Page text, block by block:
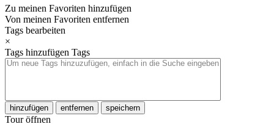
Zu meinen Favoriten hinzufügen
Von meinen Favoriten entfernen
Tags bearbeiten
×
Tags hinzufügen Tags
hinzufügen entfernen speichern
Tour öffnen